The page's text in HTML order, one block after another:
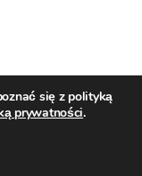
się z polityką
prywatności.